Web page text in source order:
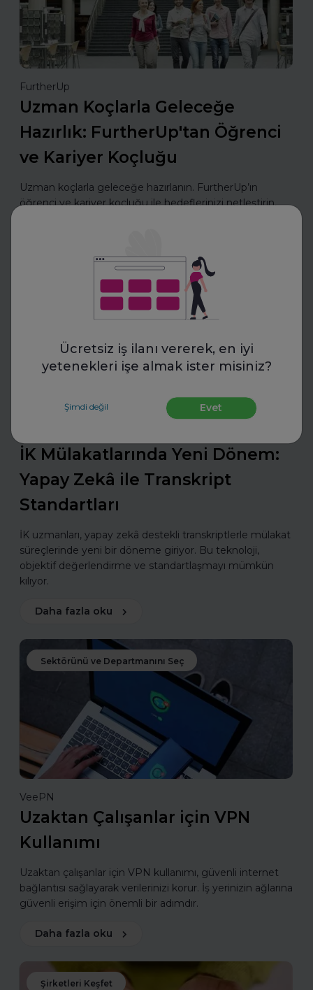
Ücretsiz iş ilanı vererek, en iyi
yetenekleri işe almak ister misiniz?
Şimdi değil Evet
FurtherUp
Uzman Koçlarla Geleceğe
Hazırlık: FurtherUp'tan Öğrenci
ve Kariyer Koçluğu
Uzman koçlarla geleceğe hazırlanın. FurtherUp’ın
öğrenci ve kariyer koçluğu ile hedeflerinizi netleştirin,
Mülakatlara Hazırlan
İK Mülakatlarında Yeni Dönem:
Yapay Zekâ ile Transkript
Standartları
İK uzmanları, yapay zekâ destekli transkriptlerle mülakat
süreçlerinde yeni bir döneme giriyor. Bu teknoloji,
objektif değerlendirme ve standartlaşmayı mümkün
kılıyor.
Daha fazla oku
Sektörünü ve Departmanını Seç
VeePN
Uzaktan Çalışanlar için VPN
Kullanımı
Uzaktan çalışanlar için VPN kullanımı, güvenli internet
bağlantısı sağlayarak verilerinizi korur. İş yerinizin ağlarına
güvenli erişim için önemli bir adımdır.
Daha fazla oku
Şirketleri Keşfet